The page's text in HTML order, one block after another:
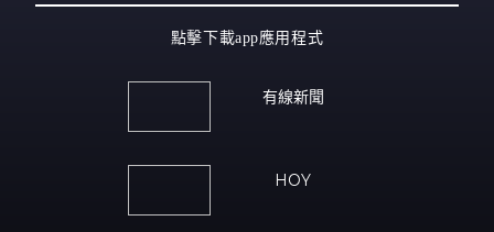
點擊下載app應用程式
有線新聞
HOY